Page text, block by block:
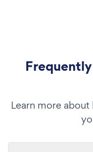
Learn more